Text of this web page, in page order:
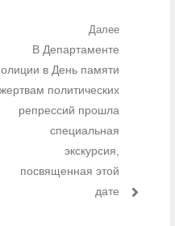
Далее
Следующий пост:
В Департаменте
в День памяти
жертвам политических
репрессий прошла
специальная
экскурсия,
посвященная этой
дате